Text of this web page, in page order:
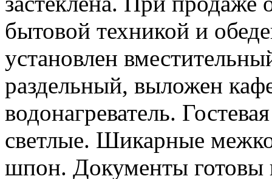
бытовой техникой и
установлен
раздельный, выложен
водонагреватель.
светлые. Шикарные
шпон. Документы готовы